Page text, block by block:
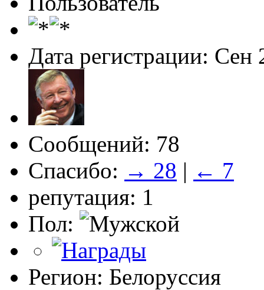
Дата регистрации: Сен
Сообщений: 78
Спасибо: → 28 | ← 7
репутация: 1
Пол:
Регион: Белоруссия